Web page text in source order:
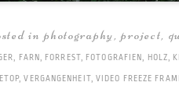
inphotography,project,
, FARN, FORREST , FOTOGRAFIEN, HOLZ,
,VERGANGENHEIT , VIDEO FREEZE